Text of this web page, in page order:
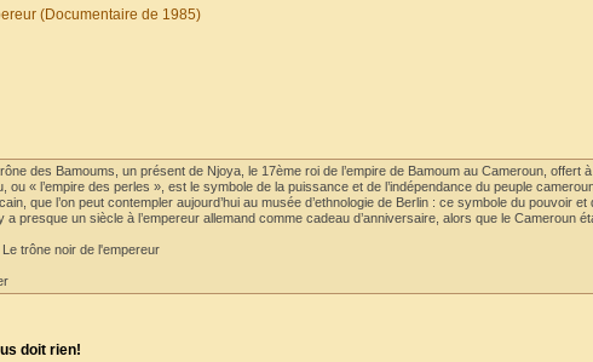
(Documentaire de 1985)
des Bamoums, un présent de Njoya, le 17ème roi de l’empire de Bamoum au Cameroun, offert
ou « l’empire des perles », est le symbole de la puissance et de l’indépendance du peuple
que l’on peut contempler aujourd’hui au musée d’ethnologie de Berlin : ce symbole du pouvoir et
presque un siècle à l’empereur allemand comme cadeau d’anniversaire, alors que le Cameroun
trône noir de l'empereur
doit rien!